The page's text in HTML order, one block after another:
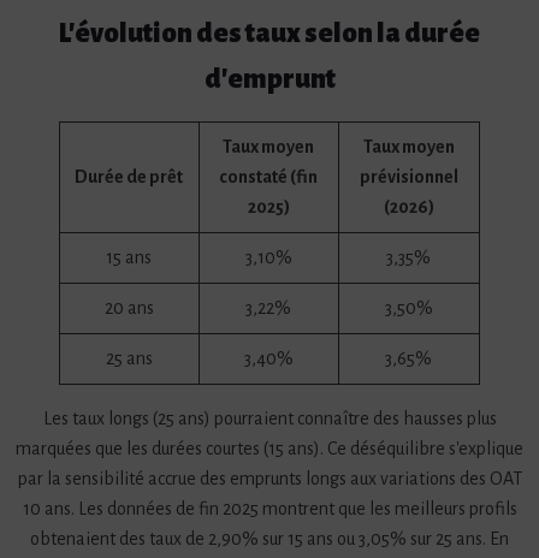
L'évolution des taux selon la durée
d'emprunt
Durée de prêt
Taux moyen
constaté (fin
2025)
Taux moyen
prévisionnel
(2026)
15 ans 3,10% 3,35%
20 ans 3,22% 3,50%
25 ans 3,40% 3,65%
Les taux longs (25 ans) pourraient connaître des hausses plus
marquées que les durées courtes (15 ans). Ce déséquilibre s'explique
par la sensibilité accrue des emprunts longs aux variations des OAT
10 ans. Les données de fin 2025 montrent que les meilleurs profils
obtenaient des taux de 2,90% sur 15 ans ou 3,05% sur 25 ans. En